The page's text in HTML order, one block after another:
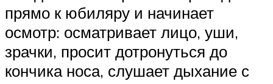
прямо к юбиляру и начинает
осмотр: осматривает лицо, уши,
зрачки, просит дотронуться до
кончика носа, слушает дыхание с